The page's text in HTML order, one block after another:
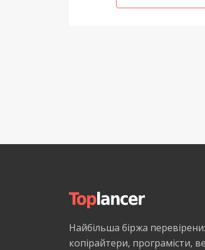
Найбільша біржа
копірайтери, програмісти,